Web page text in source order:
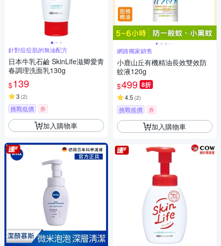
針對痘痘肌的無油配方
日本牛乳石鹼 SkinLife滋卿愛青
春調理洗面乳130g
$139
3 (2)
挑戰低價 券
加入購物車
網路獨家銷售
小鹿山丘有機精油長效雙效防
蚊液120g
$499 8折
4.5 (2)
挑戰低價 券
加入購物車